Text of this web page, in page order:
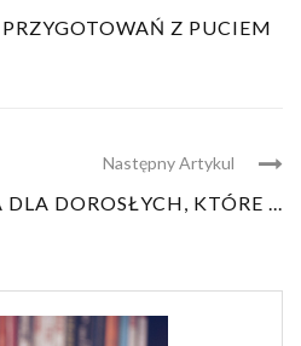
Z PUCIEM
Następny Artykul
DOROSŁYCH, KTÓRE ...